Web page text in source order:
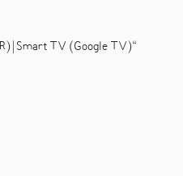
| Smart TV (Google TV)“